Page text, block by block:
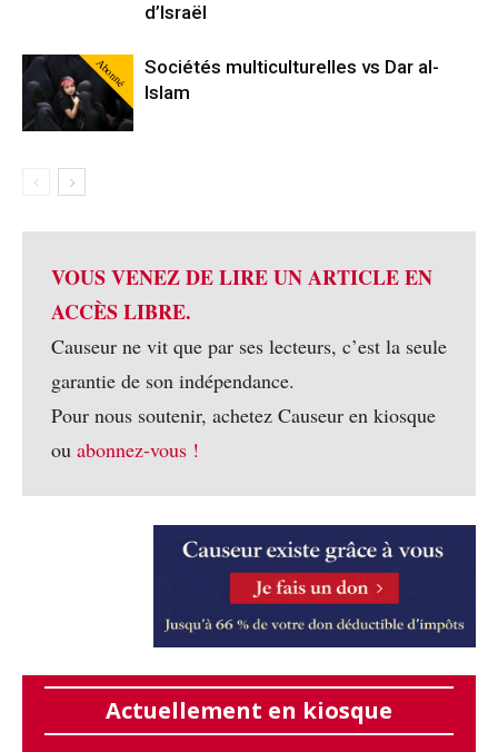
d’Israël
Abonné
Sociétés multiculturelles vs Dar al-
Islam
VOUS VENEZ DE LIRE UN ARTICLE EN
ACCÈS LIBRE.
Causeur ne vit que par ses lecteurs, c’est la seule
garantie de son indépendance.
Pour nous soutenir, achetez Causeur en kiosque
ou abonnez-vous !
Actuellement en kiosque